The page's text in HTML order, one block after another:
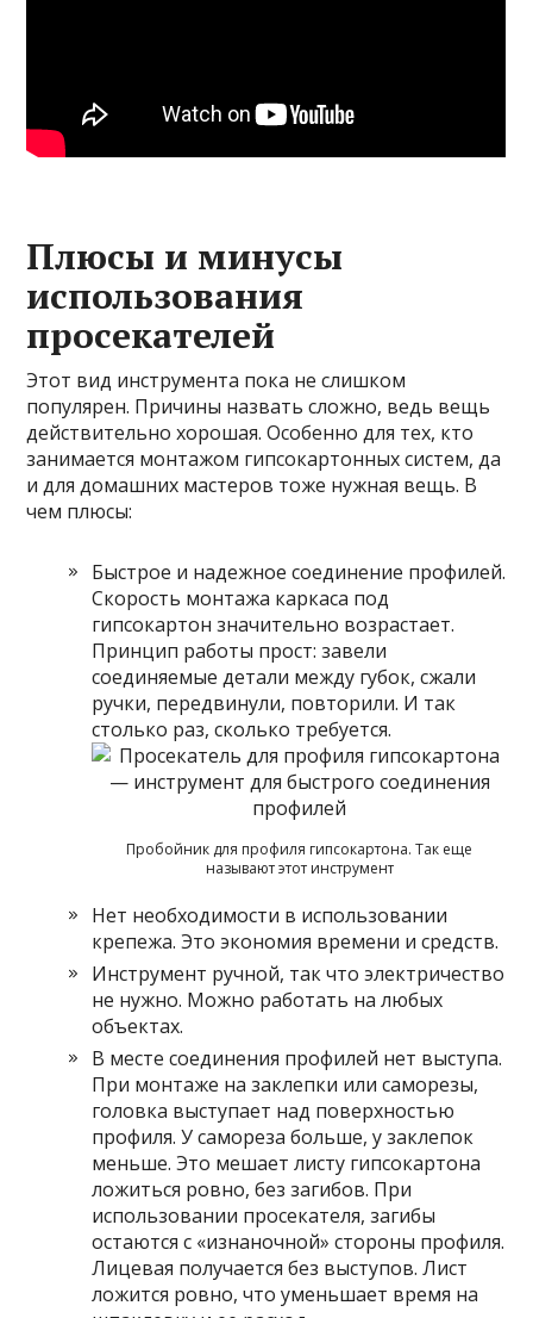
Плюсы и минусы
использования
просекателей
Этот вид инструмента пока не слишком
популярен. Причины назвать сложно, ведь вещь
действительно хорошая. Особенно для тех, кто
занимается монтажом гипсокартонных систем, да
и для домашних мастеров тоже нужная вещь. В
чем плюсы:
Быстрое и надежное соединение профилей.
Скорость монтажа каркаса под
гипсокартон значительно возрастает.
Принцип работы прост: завели
соединяемые детали между губок, сжали
ручки, передвинули, повторили. И так
столько раз, сколько требуется.
Пробойник для профиля гипсокартона. Так еще
называют этот инструмент
Нет необходимости в использовании
крепежа. Это экономия времени и средств.
Инструмент ручной, так что электричество
не нужно. Можно работать на любых
объектах.
В месте соединения профилей нет выступа.
При монтаже на заклепки или саморезы,
головка выступает над поверхностью
профиля. У самореза больше, у заклепок
меньше. Это мешает листу гипсокартона
ложиться ровно, без загибов. При
использовании просекателя, загибы
остаются с «изнаночной» стороны профиля.
Лицевая получается без выступов. Лист
ложится ровно, что уменьшает время на